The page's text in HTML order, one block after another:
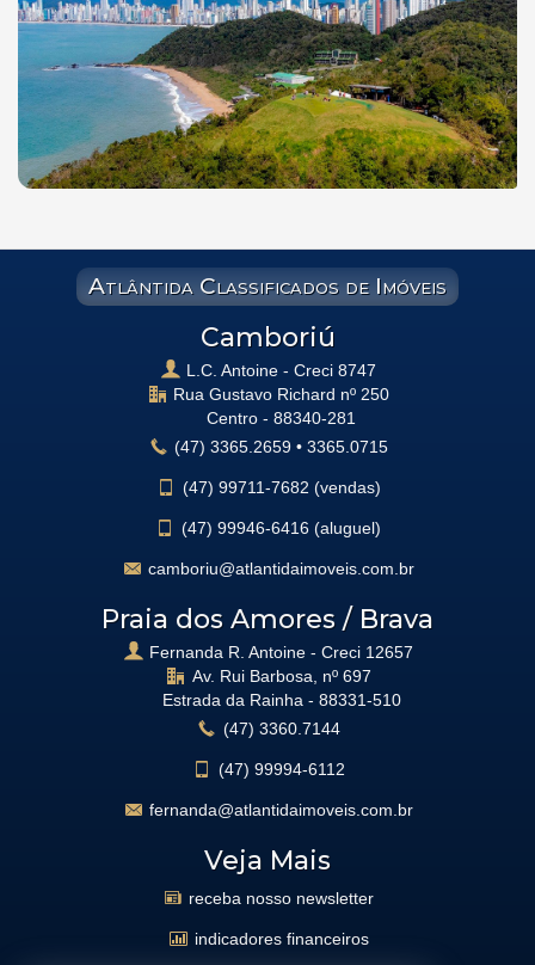
Atlântida Classificados de Imóveis
Camboriú
L.C. Antoine - Creci 8747
Rua Gustavo Richard nº 250
Centro - 88340-281
(47) 3365.2659 • 3365.0715
(47) 99711-7682 (vendas)
(47) 99946-6416 (aluguel)
camboriu@atlantidaimoveis.com.br
Praia dos Amores / Brava
Fernanda R. Antoine - Creci 12657
Av. Rui Barbosa, nº 697
Estrada da Rainha - 88331-510
(47) 3360.7144
(47) 99994-6112
fernanda@atlantidaimoveis.com.br
Veja Mais
receba nosso newsletter
indicadores financeiros